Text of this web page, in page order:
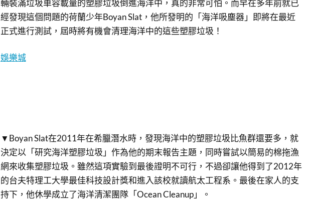
輛裝滿垃圾車容載量的塑膠垃圾倒進海洋中，真的非常可怕。而早在多年前就已
經發現這個問題的荷蘭少年Boyan Slat，他所發明的「海洋吸塵器」即將在最近
正式進行測試，屆時將有機會清理海洋中的這些塑膠垃圾！
娛樂城
▼Boyan Slat在2011年在希臘潛水時，發現海洋中的塑膠垃圾比魚群還要多，就
決定以「研究海洋塑膠垃圾」作為他的期末報告主題，同時嘗試以簡易的棉拖漁
網來收集塑膠垃圾。雖然這項實驗到最後證明不可行，不過卻讓他得到了2012年
的台夫特理工大學最佳科技設計獎和進入該校就讀航太工程系。最後在家人的支
持下，他休學成立了海洋清潔團隊「Ocean Cleanup」。